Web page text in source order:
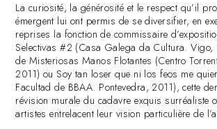
La curiosité, la générosité et le respect qu’il
émergent lui ont permis de se diversifier, en
reprises la fonction de commissaire
Selectivas #2 (Casa Galega da Cultura.
de Misteriosas Manos Flotantes (Centro
2011) ou Soy tan loser que ni los feos me
Facultad de BBAA. Pontevedra, 2011), cette
révision murale du cadavre exquis surréaliste
artistes entrelacent leur vision particulière de